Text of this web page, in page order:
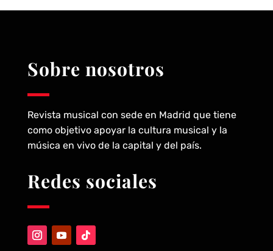
Sobre nosotros
Revista musical con sede en Madrid que tiene
como objetivo apoyar la cultura musical y la
música en vivo de la capital y del país.
Redes sociales